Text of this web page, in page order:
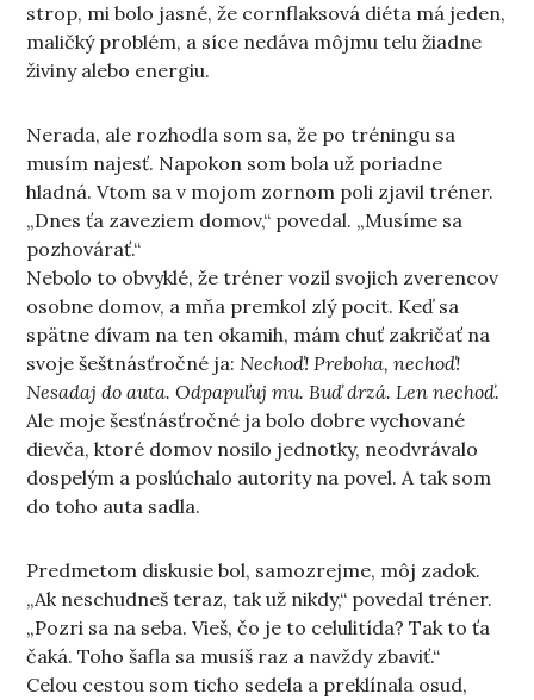
strop, mi bolo jasné, že cornflaksová diéta má jeden,
maličký problém, a síce nedáva môjmu telu žiadne
živiny alebo energiu.
Nerada, ale rozhodla som sa, že po tréningu sa
musím najesť. Napokon som bola už poriadne
hladná. Vtom sa v mojom zornom poli zjavil tréner.
„Dnes ťa zaveziem domov,“ povedal. „Musíme sa
pozhovárať.“
Nebolo to obvyklé, že tréner vozil svojich zverencov
osobne domov, a mňa premkol zlý pocit. Keď sa
spätne dívam na ten okamih, mám chuť zakričať na
svoje šeštnásťročné ja:Nechoď! Preboha, nechoď!
Nesadaj do auta. Odpapuľuj mu. Buď drzá. Len nechoď.
Ale moje šesťnásťročné ja bolo dobre vychované
dievča, ktoré domov nosilo jednotky, neodvrávalo
dospelým a poslúchalo autority na povel. A tak som
do toho auta sadla.
Predmetom diskusie bol, samozrejme, môj zadok.
„Ak neschudneš teraz, tak už nikdy,“ povedal tréner.
„Pozri sa na seba. Vieš, čo je to celulitída? Tak to ťa
čaká. Toho šafla sa musíš raz a navždy zbaviť.“
Celou cestou som ticho sedela a preklínala osud,